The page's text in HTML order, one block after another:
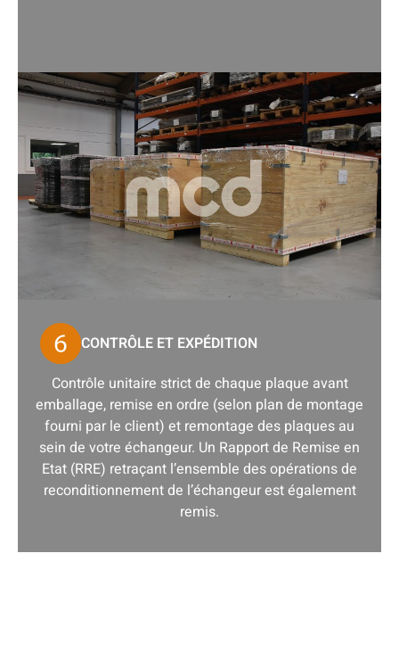
CONTRÔLE ET EXPÉDITION
Contrôle unitaire strict de chaque plaque avant
emballage, remise en ordre (selon plan de montage
fourni par le client) et remontage des plaques au
sein de votre échangeur. Un Rapport de Remise en
Etat (RRE) retraçant l’ensemble des opérations de
reconditionnement de l’échangeur est également
remis.